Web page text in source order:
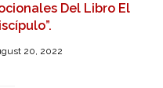
Del Libro El
20, 2022